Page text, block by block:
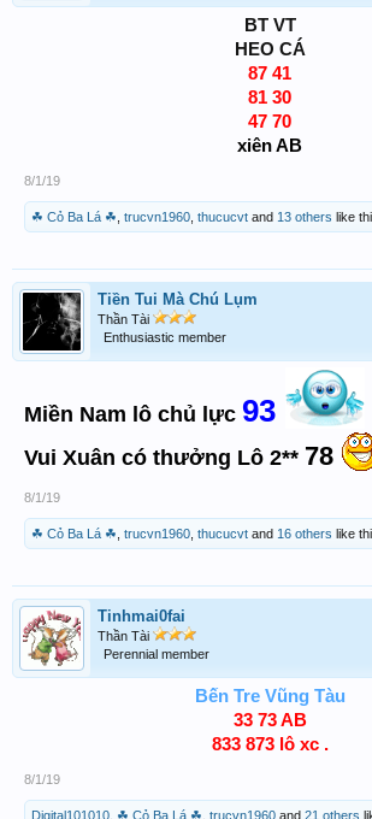
BT VT
HEO CÁ
87 41
81 30
47 70
xiên AB
8/1/19
☘ Cỏ Ba Lá ☘ trucvn1960 thucucvt and 13 others like
Tiền Tui Mà Chú Lụm
Thần Tài
Enthusiastic member
Miền Nam lô chủ lực 93
Vui Xuân có thưởng Lô 2** 78
8/1/19
☘ Cỏ Ba Lá ☘ trucvn1960 thucucvt and 16 others like
Tinhmai0fai
Thần Tài
Perennial member
Bến Tre Vũng Tàu
33 73 AB
833 873 lô xc .
8/1/19
Digital101010 ☘ Cỏ Ba Lá ☘ trucvn1960 and 21 others